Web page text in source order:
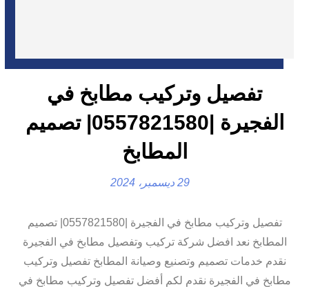
تفصيل وتركيب مطابخ في
الفجيرة |0557821580| تصميم
المطابخ
29 ديسمبر، 2024
تفصيل وتركيب مطابخ في الفجيرة |0557821580| تصميم
المطابخ نعد افضل شركة تركيب وتفصيل مطابخ في الفجيرة
نقدم خدمات تصميم وتصنيع وصيانة المطابخ تفصيل وتركيب
مطابخ في الفجيرة نقدم لكم أفضل تفصيل وتركيب مطابخ في